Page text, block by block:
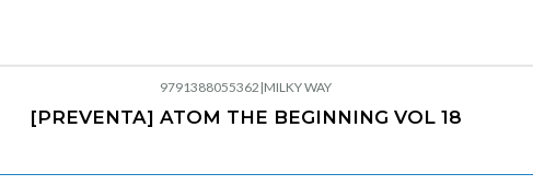
9791388055362 |MILKY WAY
[PREVENTA] ATOM THE BEGINNING VOL 18